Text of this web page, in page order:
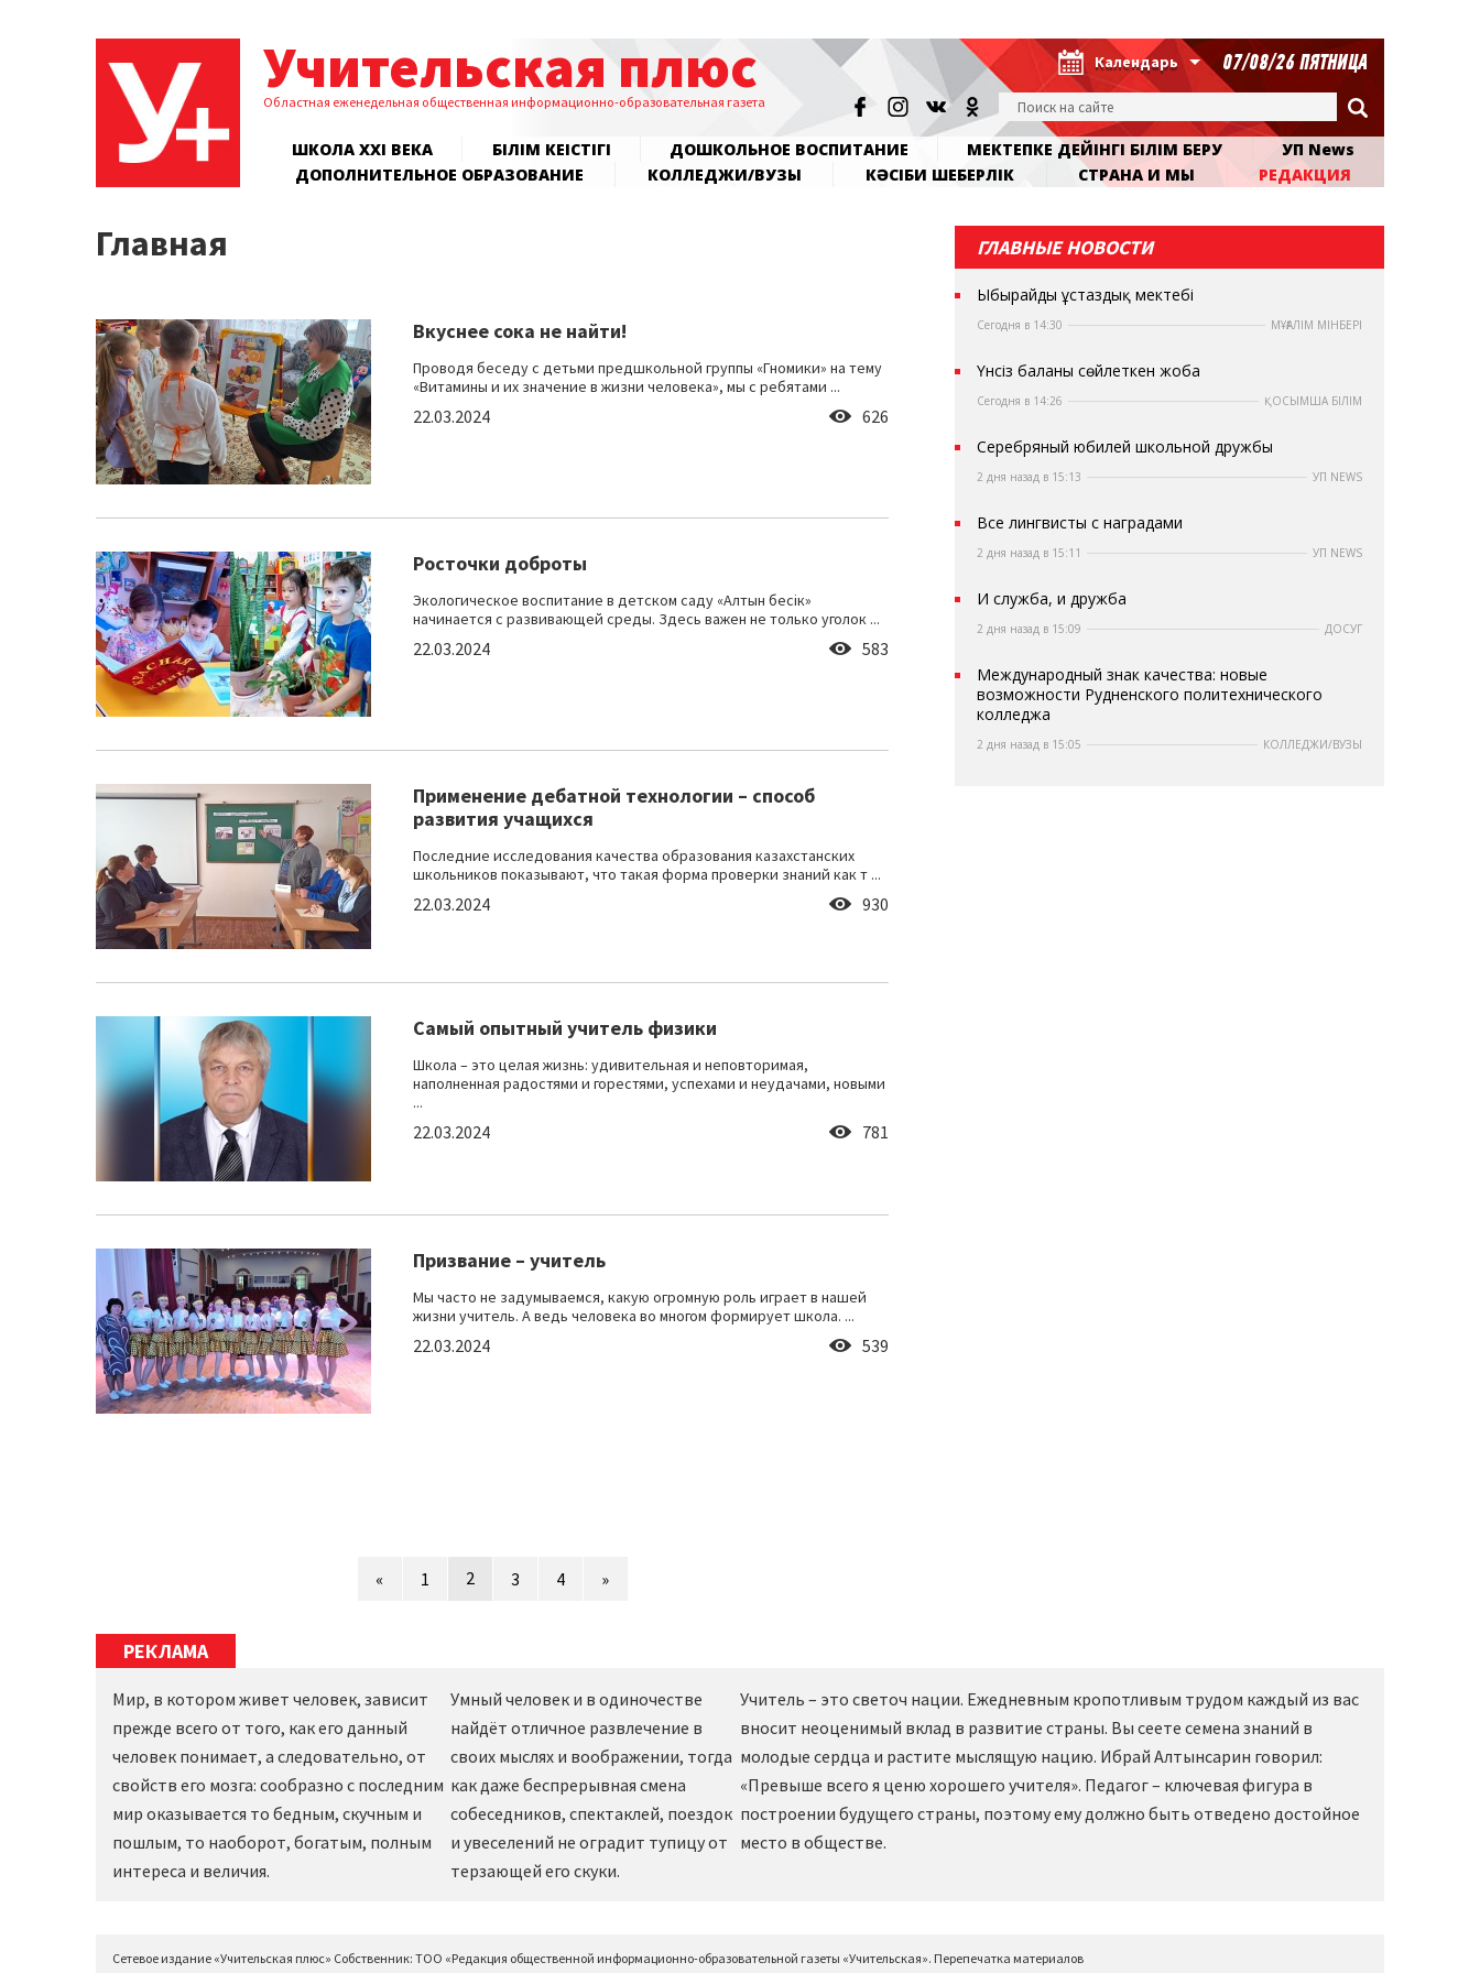
Учительская плюс
Областная еженедельная общественная информационно-образовательная газета
Календарь 07/08/26 ПЯТНИЦА
ШКОЛА XXI ВЕКА БІЛІМ КЕҢІСТІГІ ДОШКОЛЬНОЕ ВОСПИТАНИЕ МЕКТЕПКЕ ДЕЙІНГІ БІЛІМ БЕРУ
УП News
ДОПОЛНИТЕЛЬНОЕ ОБРАЗОВАНИЕ
КОЛЛЕДЖИ/ВУЗЫ КӘСІБИ ШЕБЕРЛІК СТРАНА И МЫ РЕДАКЦИЯ
Главная
Вкуснее сока не найти!
Проводя беседу с детьми предшкольной группы «Гномики» на тему
«Витамины и их значение в жизни человека», мы с ребятами ...
22.03.2024 626
Росточки доброты
Экологическое воспитание в детском саду «Алтын бесiк»
начинается с развивающей среды. Здесь важен не только уголок ...
22.03.2024 583
Применение дебатной технологии – способ
развития учащихся
Последние исследования качества образования казахстанских
школьников показывают, что такая форма проверки знаний как т ...
22.03.2024 930
Самый опытный учитель физики
Школа – это целая жизнь: удивительная и неповторимая,
наполненная радостями и горестями, успехами и неудачами, новыми
...
22.03.2024 781
Призвание – учитель
Мы часто не задумываемся, какую огромную роль играет в нашей
жизни учитель. А ведь человека во многом формирует школа. ...
22.03.2024 539
« 1 2 3 4 »
ГЛАВНЫЕ НОВОСТИ
Ыбырайдың ұстаздық мектебі
Сегодня в 14:30 МҰҒАЛІМ МІНБЕРІ
Үнсіз баланы сөйлеткен жоба
Сегодня в 14:26 ҚОСЫМША БІЛІМ
Серебряный юбилей школьной дружбы
2 дня назад в 15:13 УП NEWS
Все лингвисты с наградами
2 дня назад в 15:11 УП NEWS
И служба, и дружба
2 дня назад в 15:09 ДОСУГ
Международный знак качества: новые
возможности Рудненского политехнического
колледжа
2 дня назад в 15:05 КОЛЛЕДЖИ/ВУЗЫ
РЕКЛАМА
Мир, в котором живет человек, зависит
прежде всего от того, как его данный
человек понимает, а следовательно, от
свойств его мозга: сообразно с последним
мир оказывается то бедным, скучным и
пошлым, то наоборот, богатым, полным
интереса и величия.
Умный человек и в одиночестве
найдёт отличное развлечение в
своих мыслях и воображении, тогда
как даже беспрерывная смена
собеседников, спектаклей, поездок
и увеселений не оградит тупицу от
терзающей его скуки.
Учитель – это светоч нации. Ежедневным кропотливым трудом каждый из вас
вносит неоценимый вклад в развитие страны. Вы сеете семена знаний в
молодые сердца и растите мыслящую нацию. Ибрай Алтынсарин говорил:
«Превыше всего я ценю хорошего учителя». Педагог – ключевая фигура в
построении будущего страны, поэтому ему должно быть отведено достойное
место в обществе.
Сетевое издание «Учительская плюс» Собственник: ТОО «Редакция общественной информационно-образовательной газеты «Учительская». Перепечатка материалов